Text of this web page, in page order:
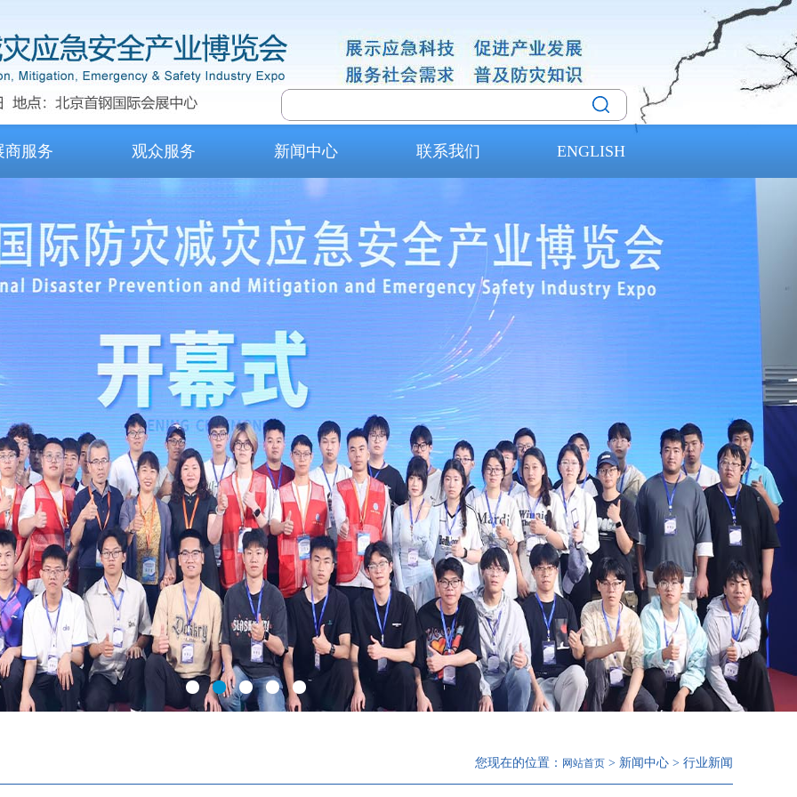
商服务 观众服务 新闻中心 联系我们 ENGLISH
您现在的位置： 网站首页 > 新闻中心 > 行业新闻